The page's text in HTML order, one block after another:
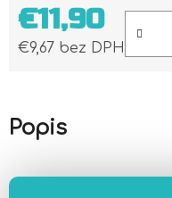
€11,90
€9,67 bez DPH
Popis